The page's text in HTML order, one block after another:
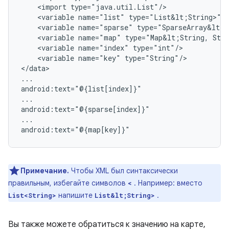
<import
<variable name="list"
<variable name="sparse"
<variable name="map"
type="Map&lt;String,
<variable name="index"
<variable name="key"
type="String"/>
</data>
...
android:text="@{list[index]}"
...
android:text="@{sparse[index]}"
...
Примечание. Чтобы XML был синтаксически
правильным, избегайте символов < . Например: вместо
List<String> напишите List&lt;String> .
Вы также можете обратиться к значению на карте,